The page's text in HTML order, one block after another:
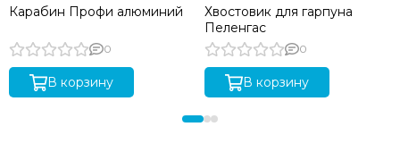
Карабин Профи алюминий
0
В корзину
Хвостовик для гарпуна
Пеленгас
0
В корзину